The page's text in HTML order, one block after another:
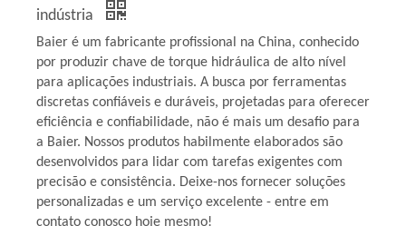
indústria
Baier é um fabricante profissional na China, conhecido
por produzir chave de torque hidráulica de alto nível
para aplicações industriais. A busca por ferramentas
discretas confiáveis ​​e duráveis, projetadas para oferecer
eficiência e confiabilidade, não é mais um desafio para
a Baier. Nossos produtos habilmente elaborados são
desenvolvidos para lidar com tarefas exigentes com
precisão e consistência. Deixe-nos fornecer soluções
personalizadas e um serviço excelente - entre em
contato conosco hoje mesmo!